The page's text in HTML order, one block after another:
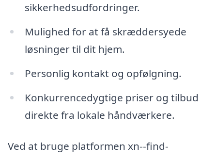
sikkerhedsudfordringer.
Mulighed for at få skræddersyede
løsninger til dit hjem.
Personlig kontakt og opfølgning.
Konkurrencedygtige priser og tilbud
direkte fra lokale håndværkere.
Ved at bruge platformen xn--find-